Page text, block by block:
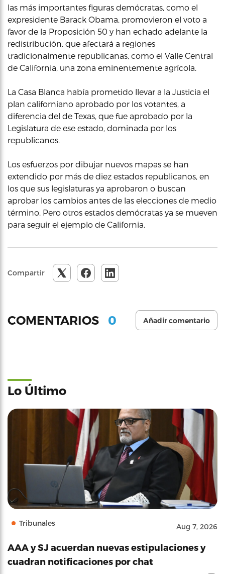
las más importantes figuras demócratas, como el
expresidente Barack Obama, promovieron el voto a
favor de la Proposición 50 y han echado adelante la
redistribución, que afectará a regiones
tradicionalmente republicanas, como el Valle Central
de California, una zona eminentemente agrícola.
La Casa Blanca había prometido llevar a la Justicia el
plan californiano aprobado por los votantes, a
diferencia del de Texas, que fue aprobado por la
Legislatura de ese estado, dominada por los
republicanos.
Los esfuerzos por dibujar nuevos mapas se han
extendido por más de diez estados republicanos, en
los que sus legislaturas ya aprobaron o buscan
aprobar los cambios antes de las elecciones de medio
término. Pero otros estados demócratas ya se mueven
para seguir el ejemplo de California.
Compartir
COMENTARIOS 0 Añadir comentario
Lo Último
Tribunales Aug 7, 2026
AAA y SJ acuerdan nuevas estipulaciones y
cuadran notificaciones por chat